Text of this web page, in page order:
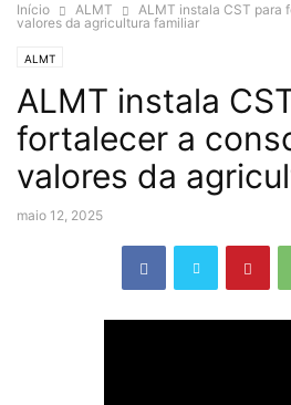
Início ALMT
ALMT instala CST para
valores da agricultura familiar
ALMT
ALMT instala
fortalecer a
valores da
maio 12, 2025